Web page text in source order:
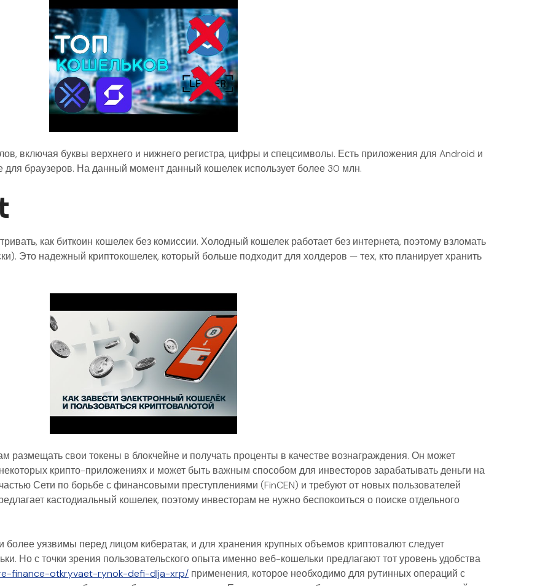
включая буквы верхнего и нижнего регистра, цифры и спецсимволы. Есть приложения для Android и
для браузеров. На данный момент данный кошелек использует более 30 млн.
как биткоин кошелек без комиссии. Холодный кошелек работает без интернета, поэтому взломать
Это надежный криптокошелек, который больше подходит для холдеров — тех, кто планирует хранить
размещать свои токены в блокчейне и получать проценты в качестве вознаграждения. Он может
крипто-приложениях и может быть важным способом для инвесторов зарабатывать деньги на
Сети по борьбе с финансовыми преступлениями (FinCEN) и требуют от новых пользователей
кастодиальный кошелек, поэтому инвесторам не нужно беспокоиться о поиске отдельного
уязвимы перед лицом кибератак, и для хранения крупных объемов криптовалют следует
Но с точки зрения пользовательского опыта именно веб-кошельки предлагают тот уровень удобства
finance-otkryvaet-rynok-defi-dlja-xrp/ применения, которое необходимо для рутинных операций с